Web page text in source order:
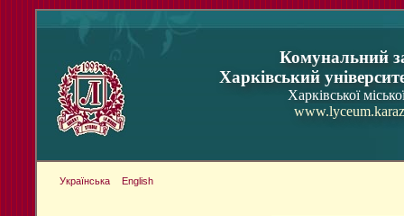
Комунальний
Харківський
Харківської
Українська English